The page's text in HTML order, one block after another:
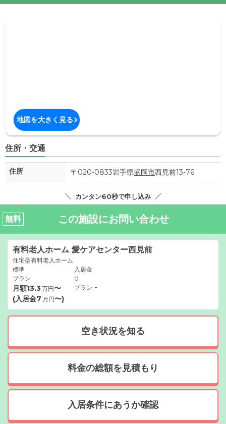
地図を大きく見る
住所・交通
住所 〒020-0833岩手県盛岡市西見前13-76
カンタン60秒で申し込み
無料 この施設にお問い合わせ
有料老人ホーム 愛ケアセンター西見前
住宅型有料老人ホーム
標準
プラン
月額13.3万円〜
(入居金7 万円〜)
入居金
0
プラン -
空き状況を知る
料金の総額を見積もり
入居条件にあうか確認